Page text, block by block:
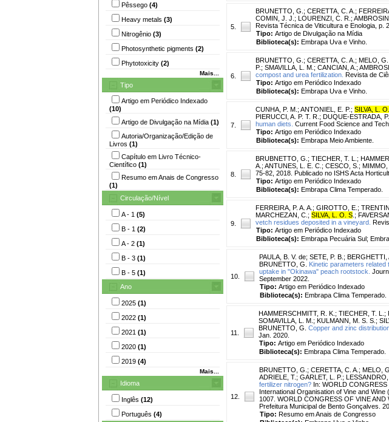
Pêssego (4)
Heavy metals (3)
Nitrogênio (3)
Photosynthetic pigments (2)
Phytotoxicity (2)
Mais...
Tipo
Artigo em Periódico Indexado
(10)
Artigo de Divulgação na Mídia (1)
Autoria/Organização/Edição de
Livros (1)
Capítulo em Livro Técnico-
Científico (1)
Resumo em Anais de Congresso
(1)
Circulação/Nível
A - 1 (5)
B - 1 (2)
A - 2 (1)
B - 3 (1)
B - 5 (1)
Ano
2025 (1)
2022 (1)
2021 (1)
2020 (1)
2019 (4)
Mais...
Idioma
Inglês (12)
Português (4)
5.
BRUNETTO, G. ; CERETTA, C. A. ;
COMIN, J. J. ; LOURENZI, C. R. ;
Revista Técnica de Viticultura e Enologia, p.
Tipo: Artigo de Divulgação na Mídia
Biblioteca(s): Embrapa Uva e Vinho.
6.
BRUNETTO, G. ; CERETTA, C. A. ; MELO,
P. ; SMAVILLA, L. M. ; CANCIAN, A. ;
compost and urea fertilization. Revista de
Tipo: Artigo em Periódico Indexado
Biblioteca(s): Embrapa Uva e Vinho.
7.
CUNHA, P. M. ; ANTONIEL, E. P. ; SILVA, L.
PIERUCCI, A. P. T. R. ; DUQUE-ESTRADA, P.
human diets. Current Food Science and
Tipo: Artigo em Periódico Indexado
Biblioteca(s): Embrapa Meio Ambiente.
8.
BRUBNETTO, G. ; TIECHER, T. L. ;
A. ; ANTUNES, L. E. C. ; CESCO, S. ; MIMMO,
75-82, 2018. Publicado no ISHS Acta
Tipo: Artigo em Periódico Indexado
Biblioteca(s): Embrapa Clima Temperado.
9.
FERREIRA, P. A. A. ; GIROTTO, E. ;
MARCHEZAN, C. ; SILVA, L. O. S ;
vetch residues deposited in a vineyard.
Tipo: Artigo em Periódico Indexado
Biblioteca(s): Embrapa Pecuária Sul;
10.
PAULA, B. V. de; SETE, P. B. ; BERGHETTI,
BRUNETTO, G.
Kinetic parameters
uptake in "Okinawa" peach rootstock.
September 2022.
Tipo: Artigo em Periódico Indexado
Biblioteca(s): Embrapa Clima Temperado.
11.
HAMMERSCHMITT, R. K. ; TIECHER, T. L. ;
SOMAVILLA, L. M. ; KULMANN, M. S. S. ;
BRUNETTO, G. Copper and zinc
Jan. 2020.
Tipo: Artigo em Periódico Indexado
Biblioteca(s): Embrapa Clima Temperado.
12.
BRUNETTO, G. ; CERETTA, C. A. ; MELO,
ADRIELE, T. ; GARLET, L. P. ; LESSANDRO,
fertilizer nitrogen? In: WORLD
International Organisation of Vine and
1007. WORLD CONGRESS OF VINE
Prefeitura Municipal de Bento Gonçalves.
Tipo: Resumo em Anais de Congresso